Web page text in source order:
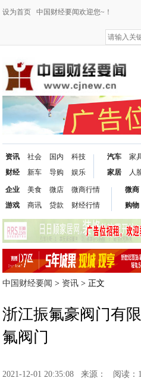
设为首页 中国财经要闻欢迎您~！
资讯
财经
社会
新车
国内
导购
科技
娱乐
汽车
家居
家
人
企业
游戏
美食
商讯
微店
贷款
微商行情
财经行情
微商
购物
中国财经要闻 > 资讯 > 正文
浙江振氟豪阀门有
氟阀门
2021-12-01 20:35:08 来源： 阅读：